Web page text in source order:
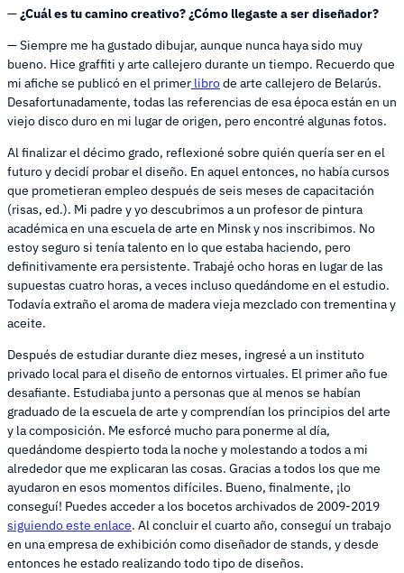
—¿Cuál es tu camino creativo? ¿Cómo llegaste a ser diseñador?
— Siempre me ha gustado dibujar, aunque nunca haya sido muy
bueno. Hice graffiti y arte callejero durante un tiempo. Recuerdo que
mi afiche se publicó en el primer librode arte callejero de Belarús.
Desafortunadamente, todas las referencias de esa época están en un
viejo disco duro en mi lugar de origen, pero encontré algunas fotos.
Al finalizar el décimo grado, reflexioné sobre quién quería ser en el
futuro y decidí probar el diseño. En aquel entonces, no había cursos
que prometieran empleo después de seis meses de capacitación
(risas, ed.). Mi padre y yo descubrimos a un profesor de pintura
académica en una escuela de arte en Minsk y nos inscribimos. No
estoy seguro si tenía talento en lo que estaba haciendo, pero
definitivamente era persistente. Trabajé ocho horas en lugar de las
supuestas cuatro horas, a veces incluso quedándome en el estudio.
Todavía extraño el aroma de madera vieja mezclado con trementina y
aceite.
Después de estudiar durante diez meses, ingresé a un instituto
privado local para el diseño de entornos virtuales. El primer año fue
desafiante. Estudiaba junto a personas que al menos se habían
graduado de la escuela de arte y comprendían los principios del arte
y la composición. Me esforcé mucho para ponerme al día,
quedándome despierto toda la noche y molestando a todos a mi
alrededor que me explicaran las cosas. Gracias a todos los que me
ayudaron en esos momentos difíciles. Bueno, finalmente, ¡lo
conseguí! Puedes acceder a los bocetos archivados de 2009-2019
siguiendo este enlace. Al concluir el cuarto año, conseguí un trabajo
en una empresa de exhibición como diseñador de stands, y desde
entonces he estado realizando todo tipo de diseños.